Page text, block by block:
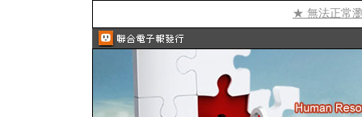
★ 無法正常